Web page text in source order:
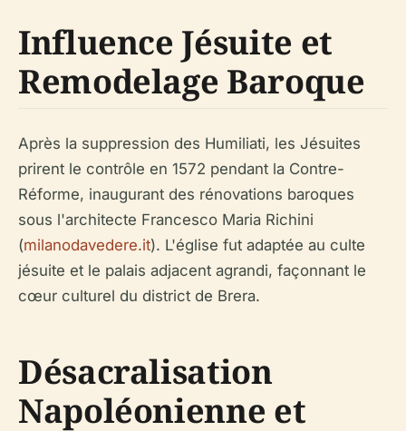
Influence Jésuite et
Remodelage Baroque
Après la suppression des Humiliati, les Jésuites
prirent le contrôle en 1572 pendant la Contre-
Réforme, inaugurant des rénovations baroques
sous l'architecte Francesco Maria Richini
(milanodavedere.it). L'église fut adaptée au culte
jésuite et le palais adjacent agrandi, façonnant le
cœur culturel du district de Brera.
Désacralisation
Napoléonienne et